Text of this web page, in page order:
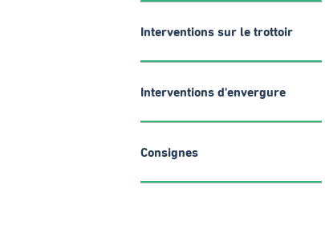
Interventions sur le trottoir
Interventions d'envergure
Consignes